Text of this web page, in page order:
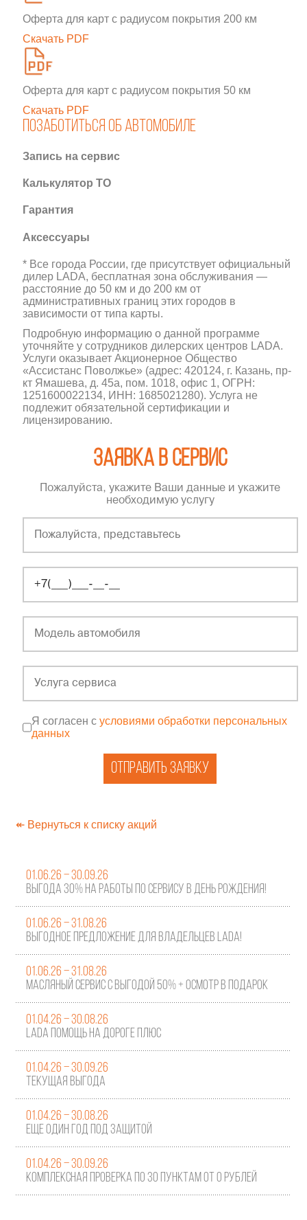
Оферта для карт с радиусом покрытия 200 км
Скачать PDF
Оферта для карт с радиусом покрытия 50 км
Скачать PDF
Позаботиться об автомобиле
Запись на сервис
Калькулятор ТО
Гарантия
Аксессуары
* Все города России, где присутствует официальный
дилер LADA, бесплатная зона обслуживания —
расстояние до 50 км и до 200 км от
административных границ этих городов в
зависимости от типа карты.
Подробную информацию о данной программе
уточняйте у сотрудников дилерских центров LADA.
Услуги оказывает Акционерное Общество
«Ассистанс Поволжье» (адрес: 420124, г. Казань, пр-
кт Ямашева, д. 45а, пом. 1018, офис 1, ОГРН:
1251600022134, ИНН: 1685021280). Услуга не
подлежит обязательной сертификации и
лицензированию.
Заявка в сервис
Пожалуйста, укажите Ваши данные и укажите
необходимую услугу
Я согласен с условиями обработки персональных
данных
Отправить заявку
↞ Вернуться к списку акций
01.06.26 – 30.09.26
Выгода 30% на работы по сервису в День Рождения!
01.06.26 – 31.08.26
Выгодное предложение для владельцев LADA!
01.06.26 – 31.08.26
Масляный сервис с выгодой 50% + осмотр в подарок
01.04.26 – 30.08.26
LADA ПОМОЩЬ НА ДОРОГЕ ПЛЮС
01.04.26 – 30.09.26
ТЕКУЩАЯ ВЫГОДА
01.04.26 – 30.08.26
ЕЩЕ ОДИН ГОД ПОД ЗАЩИТОЙ
01.04.26 – 30.09.26
Комплексная проверка по 30 пунктам от 0 рублей